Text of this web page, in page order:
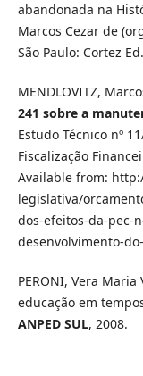
abandonada na
Marcos Cezar de
São Paulo: Cortez
MENDLOVITZ,
241 sobre a
Estudo Técnico nº
Fiscalização
Available from:
legislativa/
dos-efeitos-da-pec-
desenvolvimento-
PERONI, Vera
educação em
ANPED SUL, 2008.